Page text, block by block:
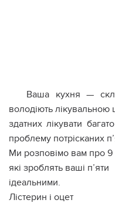
Ваша кухня —
володіють лікувальною
здатних лікувати
проблему потрісканих
Ми розповімо вам про 9
які зроблять ваші п’яти
ідеальними.
Лістерин і оцет